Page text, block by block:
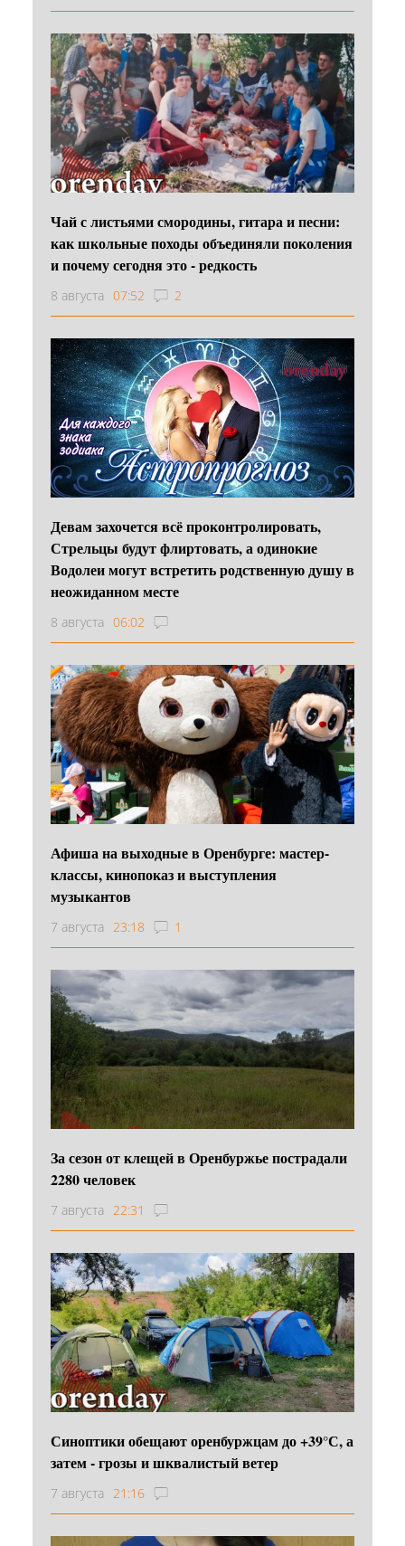
Чай с листьями смородины, гитара и песни:
как школьные походы объединяли поколения
и почему сегодня это - редкость
8 августа 07:52 2
Девам захочется всё проконтролировать,
Стрельцы будут флиртовать, а одинокие
Водолеи могут встретить родственную душу в
неожиданном месте
8 августа 06:02
Афиша на выходные в Оренбурге: мастер-
классы, кинопоказ и выступления
музыкантов
7 августа 23:18 1
За сезон от клещей в Оренбуржье пострадали
2280 человек
7 августа 22:31
Синоптики обещают оренбуржцам до +39°С, а
затем - грозы и шквалистый ветер
7 августа 21:16